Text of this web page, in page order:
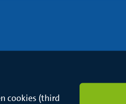
cookies (third